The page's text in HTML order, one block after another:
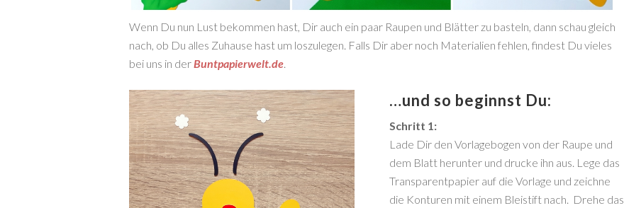
Wenn Du nun Lust bekommen hast, Dir auch ein paar Raupen und Blätter zu basteln, dann schau gleich
nach, ob Du alles Zuhause hast um loszulegen. Falls Dir aber noch Materialien fehlen, findest Du vieles
bei uns in der Buntpapierwelt.de
…und so beginnst Du:
Schritt 1:
Lade Dir den Vorlagebogen von der Raupe und
dem Blatt herunter und drucke ihn aus. Lege das
Transparentpapier auf die Vorlage und zeichne
die Konturen mit einem Bleistift nach. Drehe das